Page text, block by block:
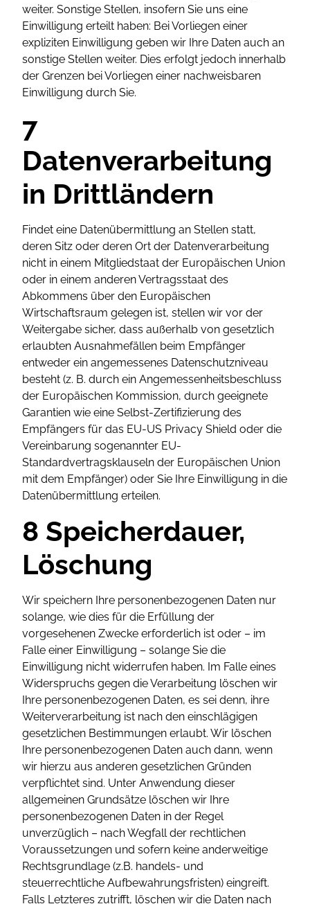
weiter. Sonstige Stellen, insofern Sie uns eine
Einwilligung erteilt haben: Bei Vorliegen einer
expliziten Einwilligung geben wir Ihre Daten auch an
sonstige Stellen weiter. Dies erfolgt jedoch innerhalb
der Grenzen bei Vorliegen einer nachweisbaren
Einwilligung durch Sie.
7
Datenverarbeitung
in Drittländern
Findet eine Datenübermittlung an Stellen statt,
deren Sitz oder deren Ort der Datenverarbeitung
nicht in einem Mitgliedstaat der Europäischen Union
oder in einem anderen Vertragsstaat des
Abkommens über den Europäischen
Wirtschaftsraum gelegen ist, stellen wir vor der
Weitergabe sicher, dass außerhalb von gesetzlich
erlaubten Ausnahmefällen beim Empfänger
entweder ein angemessenes Datenschutzniveau
besteht (z. B. durch ein Angemessenheitsbeschluss
der Europäischen Kommission, durch geeignete
Garantien wie eine Selbst-Zertifizierung des
Empfängers für das EU-US Privacy Shield oder die
Vereinbarung sogenannter EU-
Standardvertragsklauseln der Europäischen Union
mit dem Empfänger) oder Sie Ihre Einwilligung in die
Datenübermittlung erteilen.
8 Speicherdauer,
Löschung
Wir speichern Ihre personenbezogenen Daten nur
solange, wie dies für die Erfüllung der
vorgesehenen Zwecke erforderlich ist oder – im
Falle einer Einwilligung – solange Sie die
Einwilligung nicht widerrufen haben. Im Falle eines
Widerspruchs gegen die Verarbeitung löschen wir
Ihre personenbezogenen Daten, es sei denn, ihre
Weiterverarbeitung ist nach den einschlägigen
gesetzlichen Bestimmungen erlaubt. Wir löschen
Ihre personenbezogenen Daten auch dann, wenn
wir hierzu aus anderen gesetzlichen Gründen
verpflichtet sind. Unter Anwendung dieser
allgemeinen Grundsätze löschen wir Ihre
personenbezogenen Daten in der Regel
unverzüglich – nach Wegfall der rechtlichen
Voraussetzungen und sofern keine anderweitige
Rechtsgrundlage (z.B. handels- und
steuerrechtliche Aufbewahrungsfristen) eingreift.
Falls Letzteres zutrifft, löschen wir die Daten nach